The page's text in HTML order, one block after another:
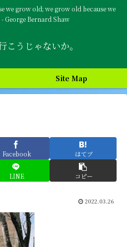
we grow old; we grow old because we
George Bernard Shaw
こうじゃないか。
Site Map
Facebook はてブ
LINE コピー
2022.03.26